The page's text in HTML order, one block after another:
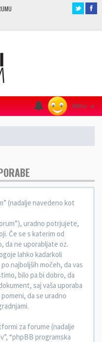
Menu ≡
(nadalje navedeno kot
uradno potrjujete,
Če se s katerim od
da ne uporabljate oz.
lahko kadarkoli
najboljših močeh, da vas
bilo pa bi dobro, da
saj vaša uporaba
da se uradno
za forume (nadalje
“phpBB programska